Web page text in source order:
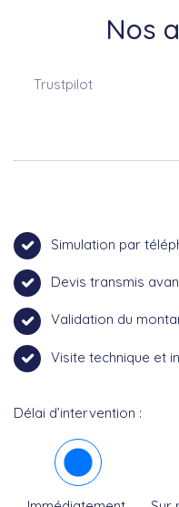
Nos
Trustpilot
Simulation par
Devis transmis
Validation du
Visite technique et
Délai d’intervention :